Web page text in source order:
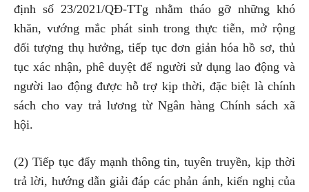
định số 23/2021/QĐ-TTg nhằm tháo gỡ những khó
khăn, vướng mắc phát sinh trong thực tiễn, mở rộng
đối tượng thụ hưởng, tiếp tục đơn giản hóa hồ sơ, thủ
tục xác nhận, phê duyệt để người sử dụng lao động và
người lao động được hỗ trợ kịp thời, đặc biệt là chính
sách cho vay trả lương từ Ngân hàng Chính sách xã
hội.
(2) Tiếp tục đẩy mạnh thông tin, tuyên truyền, kịp thời
trả lời, hướng dẫn giải đáp các phản ánh, kiến nghị của